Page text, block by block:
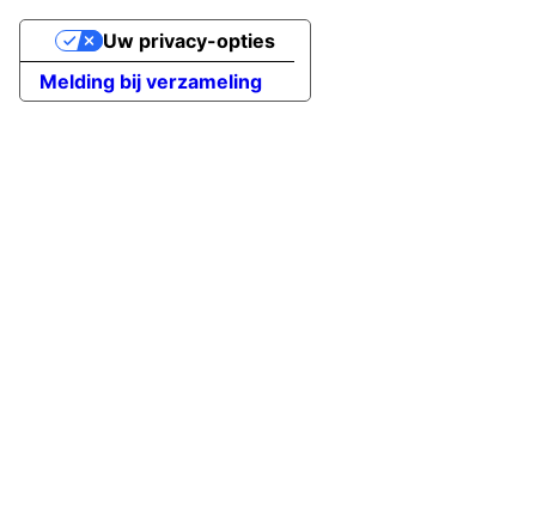
Melding bij verzameling
Uw privacy-opties